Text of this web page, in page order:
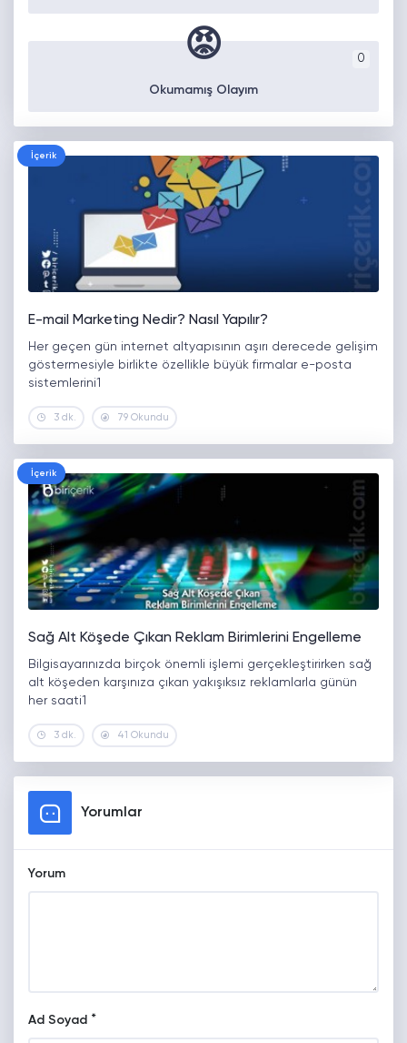
0
😡
Okumamış Olayım
İçerik
E-mail Marketing Nedir? Nasıl Yapılır?
Her geçen gün internet altyapısının aşırı derecede gelişim
göstermesiyle birlikte özellikle büyük firmalar e-posta
sistemlerini1
3 dk. 79 Okundu
İçerik
Sağ Alt Köşede Çıkan Reklam Birimlerini Engelleme
Bilgisayarınızda birçok önemli işlemi gerçekleştirirken sağ
alt köşeden karşınıza çıkan yakışıksız reklamlarla günün
her saati1
3 dk. 41 Okundu
Yorumlar
Yorum
Ad Soyad *